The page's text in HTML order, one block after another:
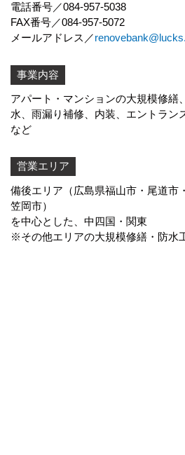
電話番号
084-957-5038
FAX番号
084-957-5072
メールアドレス
事業内容
アパート・マンションの大規模修繕
水、雨漏り補修 、内装、エントラ
など
営業エリア
備後エリア（広島県福山市・尾道
笠岡市）
を中心とした、中四国・関東
※その他エリアの大規模修繕・防水